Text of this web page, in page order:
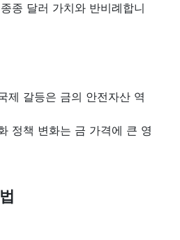
종 달러 가치와 반비례합니
제 갈등은 금의 안전자산 역
정책 변화는 금 가격에 큰 영